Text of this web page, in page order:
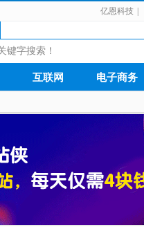
亿恩科技
互联网 电子商务